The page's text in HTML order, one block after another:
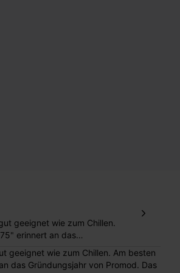
geeignet wie zum Chillen.
erinnert an das
Bouclé-Innenseite und
vorne Binden, 2 seitlich
geeignet wie zum Chillen. Am besten
das Gründungsjahr von Promod. Das